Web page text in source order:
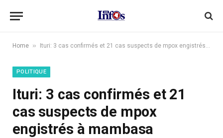
Home » Ituri: 3 cas confirmés et 21 cas suspects de mpox engistrés à mambasa
POLITIQUE
Ituri: 3 cas confirmés et 21
cas suspects de mpox
engistrés à mambasa